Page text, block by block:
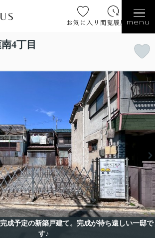
お気に入り 閲覧履歴 menu
4丁目
完成予定の新築戸建て。完成が待ち遠しい一邸で
す♪